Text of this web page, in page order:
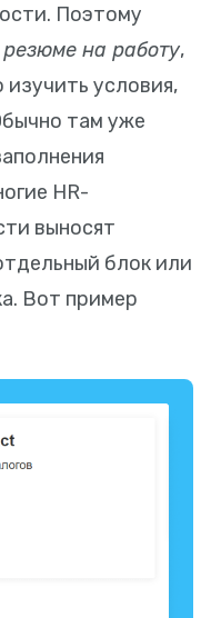
Поэтому
на работу,
условия,
там уже
HR-
выносят
блок или
Вот пример